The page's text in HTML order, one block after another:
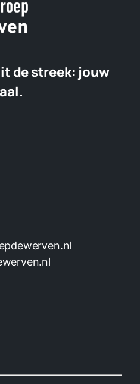
de streek: jouw